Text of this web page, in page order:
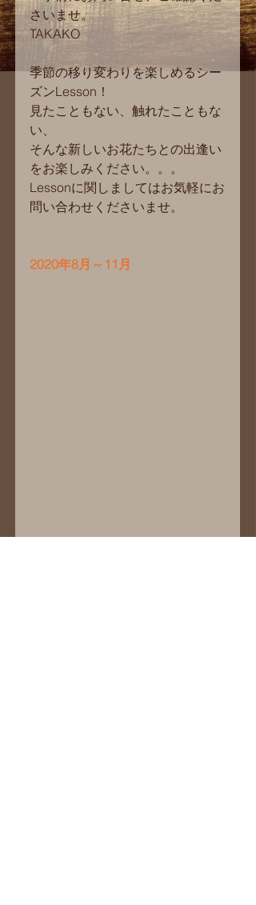
さいませ。
TAKAKO
季節の移り変わりを楽しめるシー
ズンLesson！
見たこともない、触れたこともな
い、
そんな新しいお花たちとの出逢い
をお楽しみください。。。
Lessonに関しましてはお気軽にお
問い合わせくださいませ。
2020年8月～11月